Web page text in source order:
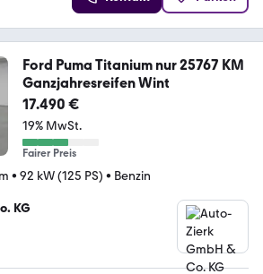
Ford Puma Titanium nur 25767 KM
Ganzjahresreifen Wint
17.490 €
19% MwSt.
Fairer Preis
• 92 kW (125 PS) • Benzin
KG